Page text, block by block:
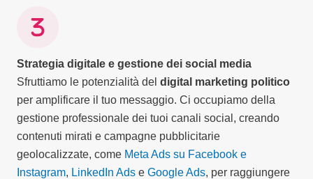
Strategia digitale e gestione dei social media
Sfruttiamo le potenzialità del digital marketing politico
per amplificare il tuo messaggio. Ci occupiamo della
gestione professionale dei tuoi canali social, creando
contenuti mirati e campagne pubblicitarie
geolocalizzate, come Meta Ads su Facebook e
Instagram, LinkedIn Ads e Google Ads, per raggiungere